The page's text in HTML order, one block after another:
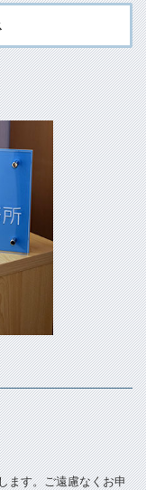
ます。ご遠慮なくお申